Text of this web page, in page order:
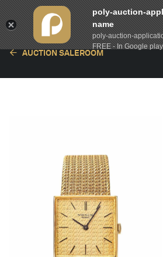
AUCTION SALEROOM
poly-auction-
name
poly-auction-
FREE - In Google play